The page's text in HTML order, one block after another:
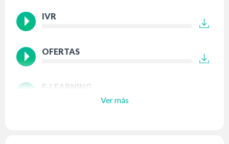
IVR
OFERTAS
E-LEARNING
Ver más